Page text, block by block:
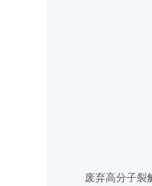
废弃高分子裂